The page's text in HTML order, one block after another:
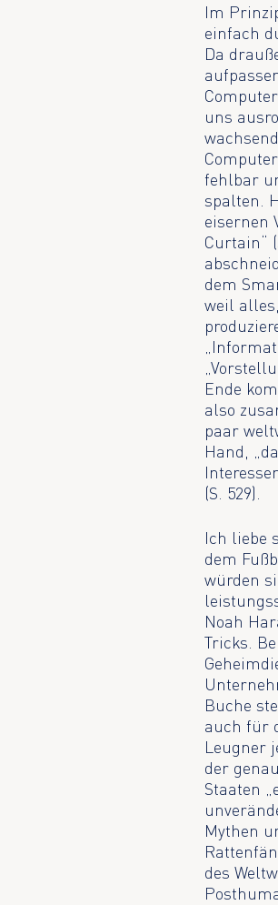
Im
einfach
Da
uns
fehlbar
spalten.
eisernen
Curtain“
dem
weil
Ende
also
paar
Hand,
(S. 529).
Ich liebe
dem
würden
Noah
Tricks.
Buche
auch für
Leugner
der
Staaten
Mythen
des